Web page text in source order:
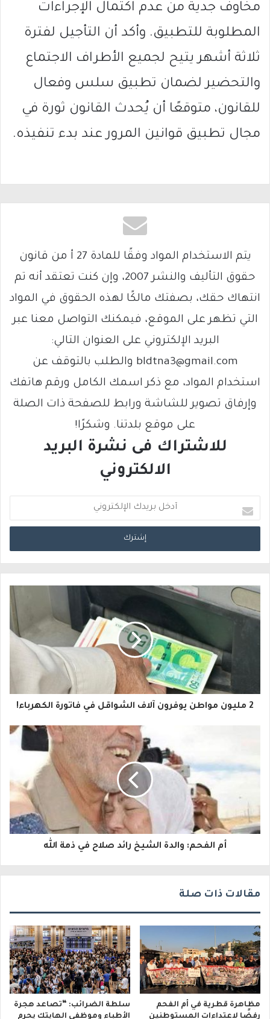
مخاوف جدية من عدم اكتمال الإجراءات
المطلوبة للتطبيق. وأكد أن التأجيل لفترة
ثلاثة أشهر يتيح لجميع الأطراف الاجتماع
والتحضير لضمان تطبيق سلس وفعال
للقانون، متوقعًا أن يُحدث القانون ثورة في
مجال تطبيق قوانين المرور عند بدء تنفيذه.
يتم الاستخدام المواد وفقًا للمادة 27 أ من قانون
حقوق التأليف والنشر 2007، وإن كنت تعتقد أنه تم
انتهاك حقك، بصفتك مالكًا لهذه الحقوق في المواد
التي تظهر على الموقع، فيمكنك التواصل معنا عبر
البريد الإلكتروني على العنوان التالي:
bldtna3@gmail.com والطلب بالتوقف عن
استخدام المواد، مع ذكر اسمك الكامل ورقم هاتفك
وإرفاق تصوير للشاشة ورابط للصفحة ذات الصلة
على موقع بلدتنا. وشكرًا!
للاشتراك فى نشرة البريد
الالكتروني
د
خ
ب
ر
ا
ر
ن
2 مليون مواطن يوفرون آلاف الشواقل في فاتورة الكهرباء!
أم الفحم: والدة الشيخ رائد صلاح في ذمة الله
مقالات ذات صلة
مظاهرة قطرية في أم الفحم
رفضًا لاعتداءات المستوطنين
سلطة الضرائب: “تصاعد هجرة
الأطباء وموظفي الهايتك يحرم